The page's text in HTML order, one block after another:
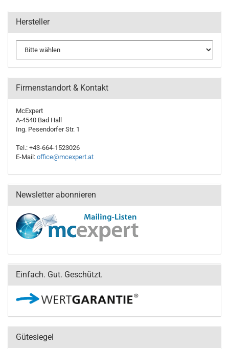
Hersteller
Firmenstandort & Kontakt
McExpert
A-4540 Bad Hall
Ing. Pesendorfer Str. 1
Tel.: +43-664-1523026
E-Mail: office@mcexpert.at
Newsletter abonnieren
Einfach. Gut. Geschützt.
Gütesiegel